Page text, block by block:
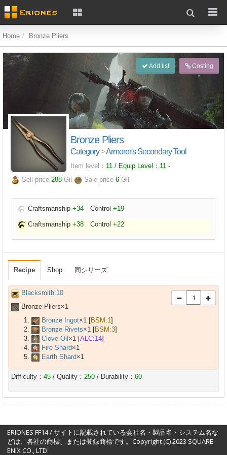
Home Bronze Pliers
Add list Costing
Bronze Pliers
Category>Armorer's Secondary Tool
Item level： 11 / Equip Level： 11 -
Sell price 288 Gil Sale price 6 Gil
Craftsmanship +34 Control +19
Craftsmanship +38 Control +22
Recipe Shop 同シリーズ
Blacksmith:10
Bronze Pliers×1
Bronze Ingot×1 [BSM:1]
Bronze Rivets×1 [BSM:3]
Clove Oil ×1 [ALC:14]
Fire Shard×1
Earth Shard×1
Difficulty： 45 / Quality： 250 / Durability： 60
ERIONES FF14 / サイトに記載されている会社名・製品名・システム名な
どは、各社の商標、または登録商標です。Copyright (C) 2023 SQUARE
ENIX CO., LTD.